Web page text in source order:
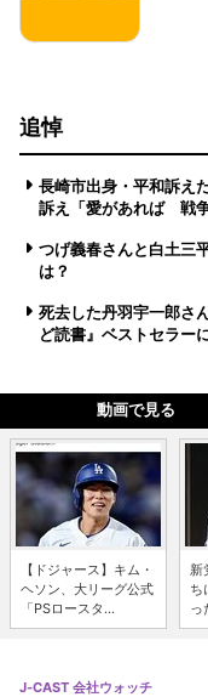
追悼
長崎市出身・平和訴え
訴え「愛があれば 戦
つげ義春さんと白土三
は？
死去した丹羽宇一郎さ
ど読書』ベストセラー
動画で見る
【ドジャース】キム・
ヘソン、大リーグ公式
「PSロースタ...
新
ち
っ
J-CAST 会社ウォッチ